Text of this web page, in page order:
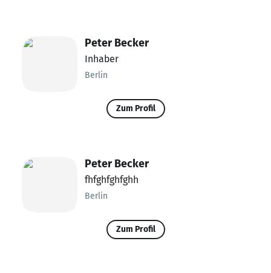
Peter Becker
Inhaber
Berlin
Zum Profil
Peter Becker
fhfghfghfghh
Berlin
Zum Profil